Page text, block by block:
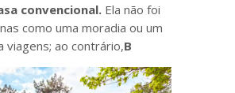
convencional. Ela não foi
como uma moradia ou um
viagens; ao contrário,B